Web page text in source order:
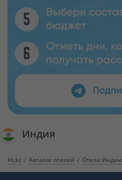
Индия
Ht.kz Каталог отелей Отели Индии